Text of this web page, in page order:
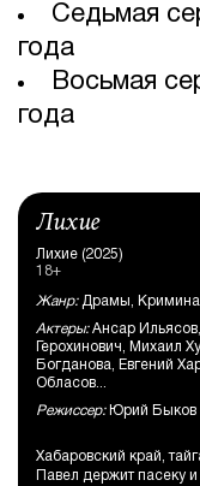
Седьмая
года
Восьмая
года
Лихие
Лихие (2025)
18+
Жанр:Драмы,
Актеры:Ансар
Герохинович, Михаил
Богданова, Евгений
Обласов...
Режиссер:Юрий Быков
Хабаровский край,
Павел держит пасеку